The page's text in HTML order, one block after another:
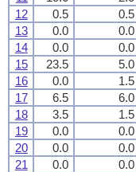
12
0.5 0.5
13
0.0 0.0
14
0.0 0.0
15
23.5 5.0
16
0.0 1.5
17
6.5 6.0
18
3.5 1.5
19
0.0 0.0
20
0.0 0.0
21
0.0 0.0